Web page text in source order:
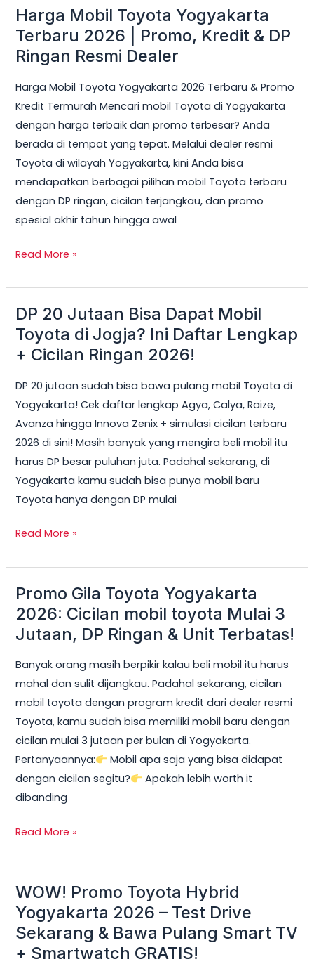
Harga Mobil Toyota Yogyakarta
Terbaru 2026 | Promo, Kredit & DP
Ringan Resmi Dealer
Harga Mobil Toyota Yogyakarta 2026 Terbaru & Promo
Kredit Termurah Mencari mobil Toyota di Yogyakarta
dengan harga terbaik dan promo terbesar? Anda
berada di tempat yang tepat. Melalui dealer resmi
Toyota di wilayah Yogyakarta, kini Anda bisa
mendapatkan berbagai pilihan mobil Toyota terbaru
dengan DP ringan, cicilan terjangkau, dan promo
spesial akhir tahun hingga awal
Harga
Mobil
Toyota
Terbaru
2026
|
Promo,
Kredit
&
DP
Ringan
Dealer
Read More »
DP 20 Jutaan Bisa Dapat Mobil
Toyota di Jogja? Ini Daftar Lengkap
+ Cicilan Ringan 2026!
DP 20 jutaan sudah bisa bawa pulang mobil Toyota di
Yogyakarta! Cek daftar lengkap Agya, Calya, Raize,
Avanza hingga Innova Zenix + simulasi cicilan terbaru
2026 di sini! Masih banyak yang mengira beli mobil itu
harus DP besar puluhan juta. Padahal sekarang, di
Yogyakarta kamu sudah bisa punya mobil baru
Toyota hanya dengan DP mulai
DP
20
Jutaan
Dapat
Mobil
Toyota
di
Jogja?
Ini
Daftar
+
2026!
Read More »
Promo Gila Toyota Yogyakarta
2026: Cicilan mobil toyota Mulai 3
Jutaan, DP Ringan & Unit Terbatas!
Banyak orang masih berpikir kalau beli mobil itu harus
mahal dan sulit dijangkau. Padahal sekarang, cicilan
mobil toyota dengan program kredit dari dealer resmi
Toyota, kamu sudah bisa memiliki mobil baru dengan
cicilan mulai 3 jutaan per bulan di Yogyakarta.
Pertanyaannya:
Mobil apa saja yang bisa didapat
dengan cicilan segitu?
Apakah lebih worth it
dibanding
Promo
Gila
Toyota
2026:
Cicilan
mobil
toyota
Mulai
3
Jutaan,
DP
&
Read More »
WOW! Promo Toyota Hybrid
Yogyakarta 2026 – Test Drive
Sekarang & Bawa Pulang Smart TV
+ Smartwatch GRATIS!
WOW!
Promo
Toyota
Hybrid